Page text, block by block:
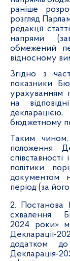
раніше
розгляд
редакції
напрями
обмежений
відносному
Згідно з
показники
урахуванням
на
бюджетному
Таким чином,
положення
співставності
політики
документом
період (за
2.
схвалення
2024 роки»
додатком